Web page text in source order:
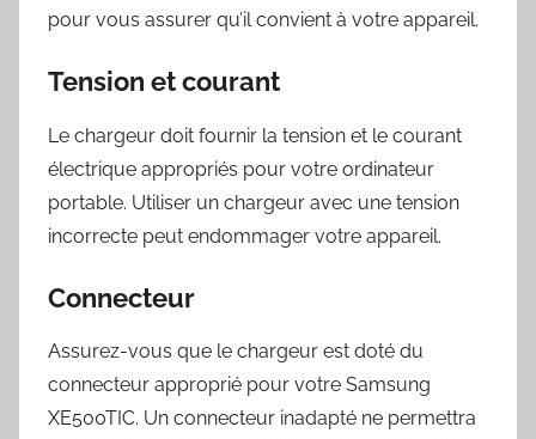
pour vous assurer qu’il convient à votre appareil.
Tension et courant
Le chargeur doit fournir la tension et le courant
électrique appropriés pour votre ordinateur
portable. Utiliser un chargeur avec une tension
incorrecte peut endommager votre appareil.
Connecteur
Assurez-vous que le chargeur est doté du
connecteur approprié pour votre Samsung
XE500TIC. Un connecteur inadapté ne permettra